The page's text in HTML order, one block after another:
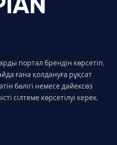
портал брендін көрсетіп,
ғана қолдануға рұқсат
бөлігі немесе дәйексөз
сілтеме көрсетілуі керек.